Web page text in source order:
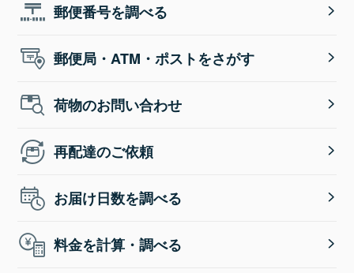
郵便番号を調べる
郵便局・ATM・ポストをさがす
荷物のお問い合わせ
再配達のご依頼
お届け日数を調べる
料金を計算・調べる